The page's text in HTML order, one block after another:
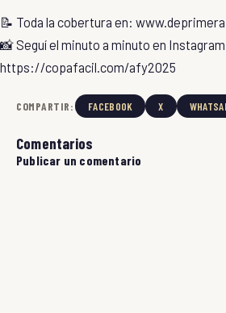
📝 Toda la cobertura en:
📸 Seguí el minuto a minuto en
https://copafacil.com/afy2025
COMPARTIR: FACEBOOK X
Comentarios
Publicar un comentario